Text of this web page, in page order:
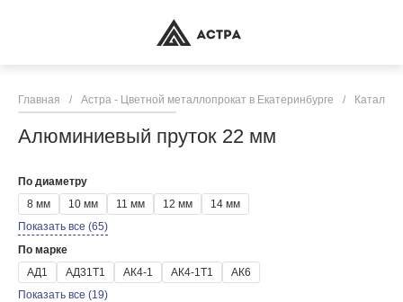
Главная / Астра - Цветной металлопрокат в Екатеринбурге / Каталог
Алюминиевый пруток 22 мм
По диаметру
8 мм
10 мм 11 мм 12 мм
14 мм
Показать все (65)
По марке
АД1
АД31Т1 АК4-1 АК4-1Т1
АК6
Показать все (19)